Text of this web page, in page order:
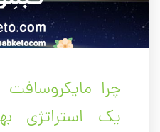
چرا مایکروسافت
یک استراتژی